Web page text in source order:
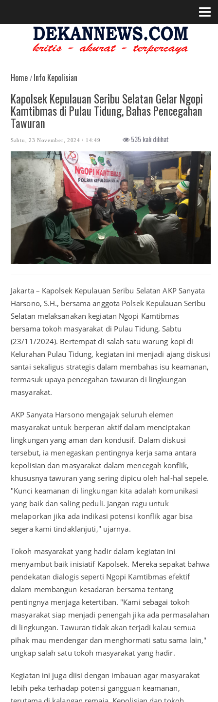
Home/Info Kepolisian
Kapolsek Kepulauan Seribu Selatan Gelar Ngopi
Kamtibmas di Pulau Tidung, Bahas Pencegahan
Tawuran
Sabtu, 23 November, 2024 / 14:49 535 kali dilihat
Jakarta – Kapolsek Kepulauan Seribu Selatan AKP Sanyata
Harsono, S.H., bersama anggota Polsek Kepulauan Seribu
Selatan melaksanakan kegiatan Ngopi Kamtibmas
bersama tokoh masyarakat di Pulau Tidung, Sabtu
(23/11/2024). Bertempat di salah satu warung kopi di
Kelurahan Pulau Tidung, kegiatan ini menjadi ajang diskusi
santai sekaligus strategis dalam membahas isu keamanan,
termasuk upaya pencegahan tawuran di lingkungan
masyarakat.
AKP Sanyata Harsono mengajak seluruh elemen
masyarakat untuk berperan aktif dalam menciptakan
lingkungan yang aman dan kondusif. Dalam diskusi
tersebut, ia menegaskan pentingnya kerja sama antara
kepolisian dan masyarakat dalam mencegah konflik,
khususnya tawuran yang sering dipicu oleh hal-hal sepele.
"Kunci keamanan di lingkungan kita adalah komunikasi
yang baik dan saling peduli. Jangan ragu untuk
melaporkan jika ada indikasi potensi konflik agar bisa
segera kami tindaklanjuti," ujarnya.
Tokoh masyarakat yang hadir dalam kegiatan ini
menyambut baik inisiatif Kapolsek. Mereka sepakat bahwa
pendekatan dialogis seperti Ngopi Kamtibmas efektif
dalam membangun kesadaran bersama tentang
pentingnya menjaga ketertiban. "Kami sebagai tokoh
masyarakat siap menjadi penengah jika ada permasalahan
di lingkungan. Tawuran tidak akan terjadi kalau semua
pihak mau mendengar dan menghormati satu sama lain,"
ungkap salah satu tokoh masyarakat yang hadir.
Kegiatan ini juga diisi dengan imbauan agar masyarakat
lebih peka terhadap potensi gangguan keamanan,